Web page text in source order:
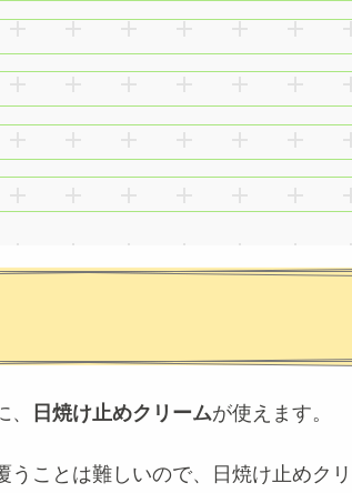
日焼け止めクリームが使えます。
ことは難しいので、日焼け止めク